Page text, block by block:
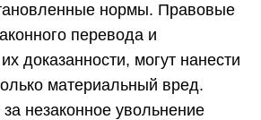
нормы. Правовые
перевода и
доказанности, могут нанести
материальный вред.
за незаконное увольнение